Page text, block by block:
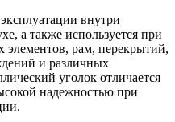
внутри
а также используется при
элементов, рам, перекрытий,
и различных
уголок отличается
надежностью при